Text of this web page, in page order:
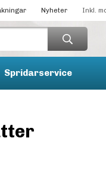
Nyheter
Spridarservice